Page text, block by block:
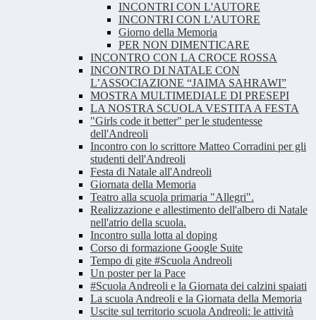
INCONTRI CON L'AUTORE
INCONTRI CON L'AUTORE
Giorno della Memoria
PER NON DIMENTICARE
INCONTRO CON LA CROCE ROSSA
INCONTRO DI NATALE CON
L’ASSOCIAZIONE “JAIMA SAHRAWI”
MOSTRA MULTIMEDIALE DI PRESEPI
LA NOSTRA SCUOLA VESTITA A FESTA
"Girls code it better" per le studentesse
dell'Andreoli
Incontro con lo scrittore Matteo Corradini per gli
studenti dell'Andreoli
Festa di Natale all'Andreoli
Giornata della Memoria
Teatro alla scuola primaria "Allegri".
Realizzazione e allestimento dell'albero di Natale
nell'atrio della scuola.
Incontro sulla lotta al doping
Corso di formazione Google Suite
Tempo di gite #Scuola Andreoli
Un poster per la Pace
#Scuola Andreoli e la Giornata dei calzini spaiati
La scuola Andreoli e la Giornata della Memoria
Uscite sul territorio scuola Andreoli: le attività